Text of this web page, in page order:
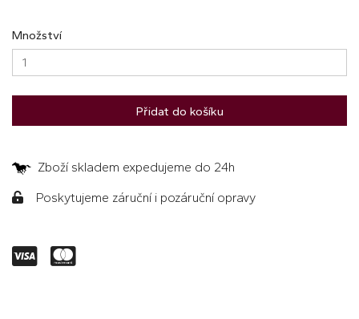
Množství
Přidat do košíku
Zboží skladem expedujeme do 24h
Poskytujeme záruční i pozáruční opravy